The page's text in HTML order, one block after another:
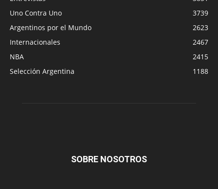
Uno Contra Uno
3739
Argentinos por el Mundo
2623
Internacionales
2467
NBA
2415
Selección Argentina
1188
SOBRE NOSOTROS